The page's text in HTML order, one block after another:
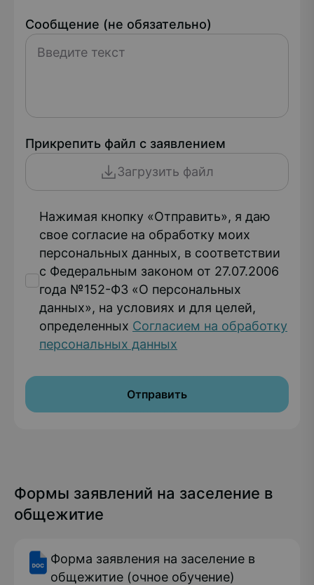
Сообщение (не обязательно)
Прикрепить файл с заявлением
Загрузить файл
Нажимая кнопку «Отправить», я даю
свое согласие на обработку моих
персональных данных, в соответствии
с Федеральным законом от 27.07.2006
года №152-ФЗ «О персональных
данных», на условиях и для целей,
определенных Согласием на обработку
персональных данных
Отправить
Формы заявлений на заселение в
общежитие
Форма заявления на заселение в
общежитие (очное обучение)